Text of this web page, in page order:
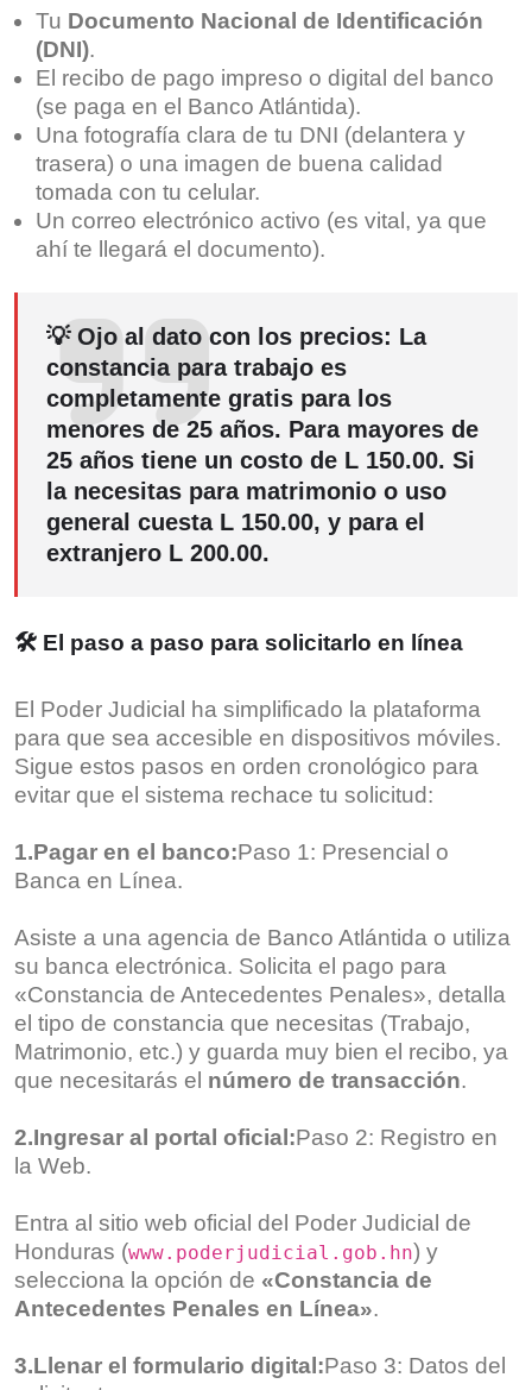
Tu Documento Nacional de Identificación
(DNI).
El recibo de pago impreso o digital del banco
(se paga en el Banco Atlántida).
Una fotografía clara de tu DNI (delantera y
trasera) o una imagen de buena calidad
tomada con tu celular.
Un correo electrónico activo (es vital, ya que
ahí te llegará el documento).
💡 Ojo al dato con los precios: La
constancia para trabajo es
completamente gratis para los
menores de 25 años. Para mayores de
25 años tiene un costo de L 150.00. Si
la necesitas para matrimonio o uso
general cuesta L 150.00, y para el
extranjero L 200.00.
🛠️ El paso a paso para solicitarlo en línea
El Poder Judicial ha simplificado la plataforma
para que sea accesible en dispositivos móviles.
Sigue estos pasos en orden cronológico para
evitar que el sistema rechace tu solicitud:
1.Pagar en el banco:Paso 1: Presencial o
Banca en Línea.
Asiste a una agencia de Banco Atlántida o utiliza
su banca electrónica. Solicita el pago para
«Constancia de Antecedentes Penales», detalla
el tipo de constancia que necesitas (Trabajo,
Matrimonio, etc.) y guarda muy bien el recibo, ya
que necesitarás el número de transacción.
2.Ingresar al portal oficial:Paso 2: Registro en
la Web.
Entra al sitio web oficial del Poder Judicial de
Honduras (www.poderjudicial.gob.hn) y
selecciona la opción de «Constancia de
Antecedentes Penales en Línea».
3.Llenar el formulario digital:Paso 3: Datos del